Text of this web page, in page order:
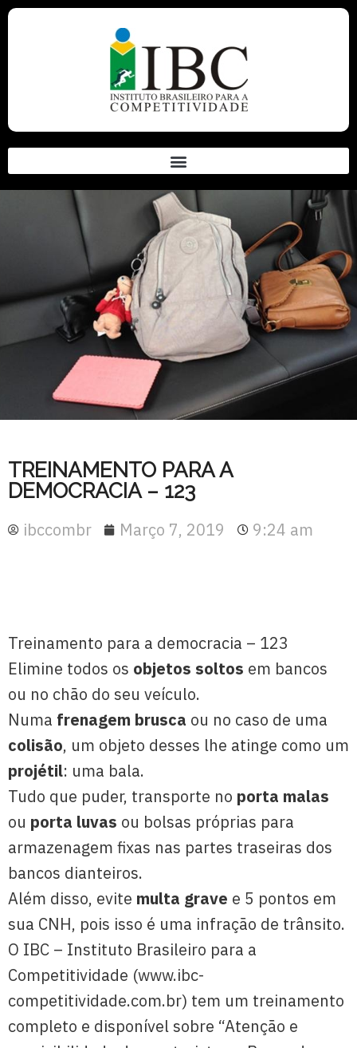
TREINAMENTO PARA A
DEMOCRACIA – 123
ibccombr Março 7, 2019 9:24 am
Treinamento para a democracia – 123
Elimine todos os objetos soltos em bancos
ou no chão do seu veículo.
Numa frenagem brusca ou no caso de uma
colisão, um objeto desses lhe atinge como um
projétil: uma bala.
Tudo que puder, transporte no porta malas
ou porta luvas ou bolsas próprias para
armazenagem fixas nas partes traseiras dos
bancos dianteiros.
Além disso, evite multa grave e 5 pontos em
sua CNH, pois isso é uma infração de trânsito.
O IBC – Instituto Brasileiro para a
Competitividade (www.ibc-
competitividade.com.br) tem um treinamento
completo e disponível sobre “Atenção e